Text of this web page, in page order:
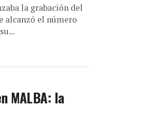
la grabación del
alcanzó el número
MALBA: la